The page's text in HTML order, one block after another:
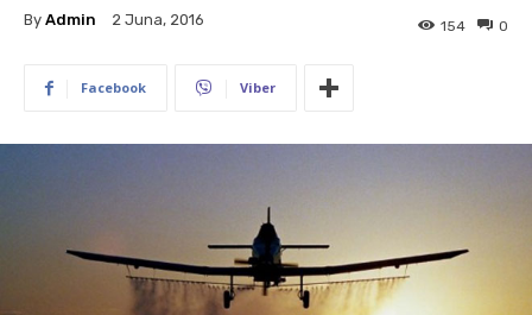
By Admin 2 Juna, 2016 0
154
Facebook Viber